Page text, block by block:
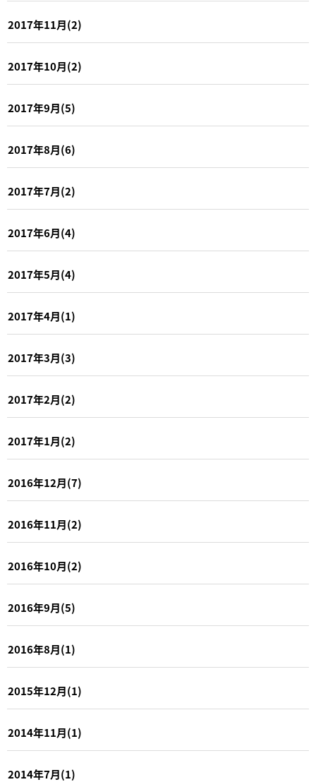
2017年11月(2)
2017年10月(2)
2017年9月(5)
2017年8月(6)
2017年7月(2)
2017年6月(4)
2017年5月(4)
2017年4月(1)
2017年3月(3)
2017年2月(2)
2017年1月(2)
2016年12月(7)
2016年11月(2)
2016年10月(2)
2016年9月(5)
2016年8月(1)
2015年12月(1)
2014年11月(1)
2014年7月(1)